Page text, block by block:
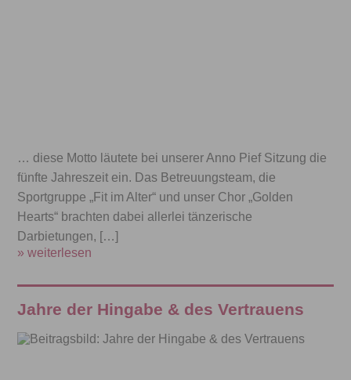
… diese Motto läutete bei unserer Anno Pief Sitzung die
fünfte Jahreszeit ein. Das Betreuungsteam, die
Sportgruppe „Fit im Alter“ und unser Chor „Golden
Hearts“ brachten dabei allerlei tänzerische
Darbietungen, […]
» weiterlesen
Jahre der Hingabe & des Vertrauens